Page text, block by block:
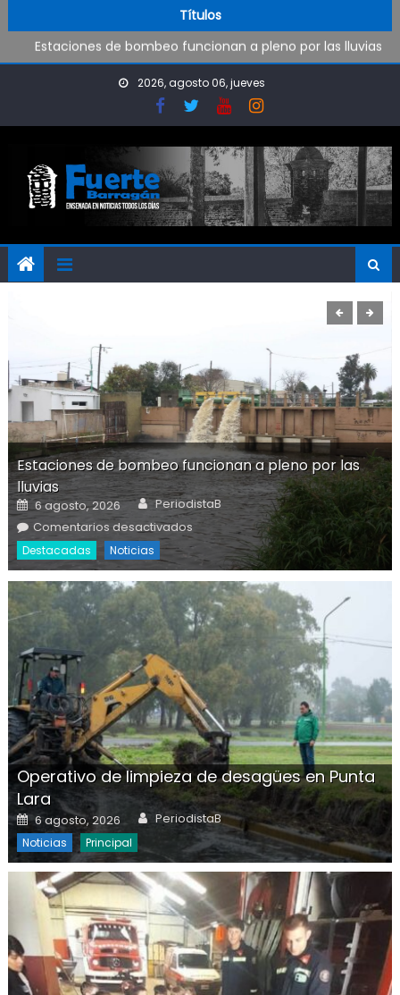
Títulos
Operativo de limpieza de desagües en Punta Lara
Estaciones de bombeo funcionan a pleno por las lluvias
Visita al Destacamento de Bomberos de Punta Lara
Fútbol Inclusivo en Camba
Operativo de limpieza de desagües en Punta Lara
2026, agosto 06, jueves
Estaciones de bombeo funcionan a pleno por las
lluvias
Posted on
6 agosto, 2026 Author
PeriodistaB
Comentarios desactivados en Estaciones de bombeo
funcionan a pleno por las lluvias
Destacadas Noticias
Operativo de limpieza de desagües en Punta
Lara
Posted on
6 agosto, 2026 Author
PeriodistaB
Noticias Principal